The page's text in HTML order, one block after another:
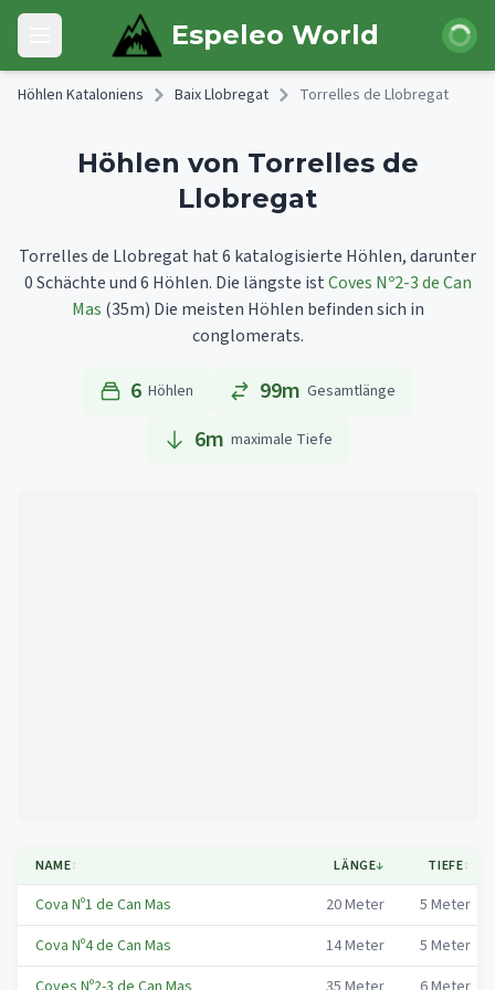
Skip to main content
Open main menu Espeleo World
Höhlen Kataloniens Baix Llobregat Torrelles de Llobregat
Höhlen von Torrelles de
Llobregat
Torrelles de Llobregat hat 6 katalogisierte Höhlen, darunter
0 Schächte und 6 Höhlen. Die längste istCoves Nº2-3 de Can
Mas (35m) Die meisten Höhlen befinden sich in
conglomerats.
6 Höhlen 99m Gesamtlänge
6m maximale Tiefe
NAME↕ LÄNGE↓ TIEFE↕
Cova Nº1 de Can Mas 20Meter 5 Meter
Cova Nº4 de Can Mas
14Meter 5 Meter